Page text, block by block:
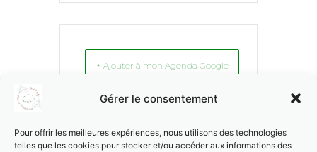
Gérer le consentement
Pour offrir les meilleures expériences, nous utilisons des technologies
telles que les cookies pour stocker et/ou accéder aux informations des
+ Ajouter à mon Agenda Google